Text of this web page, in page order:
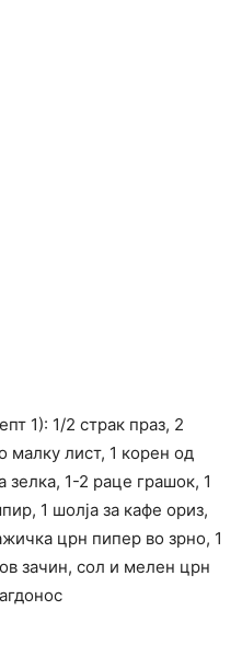
1): 1/2 страк праз, 2
малку лист, 1 корен од
зелка, 1-2 раце грашок, 1
1 шолја за кафе ориз,
црн пипер во зрно, 1
зачин, сол и мелен црн